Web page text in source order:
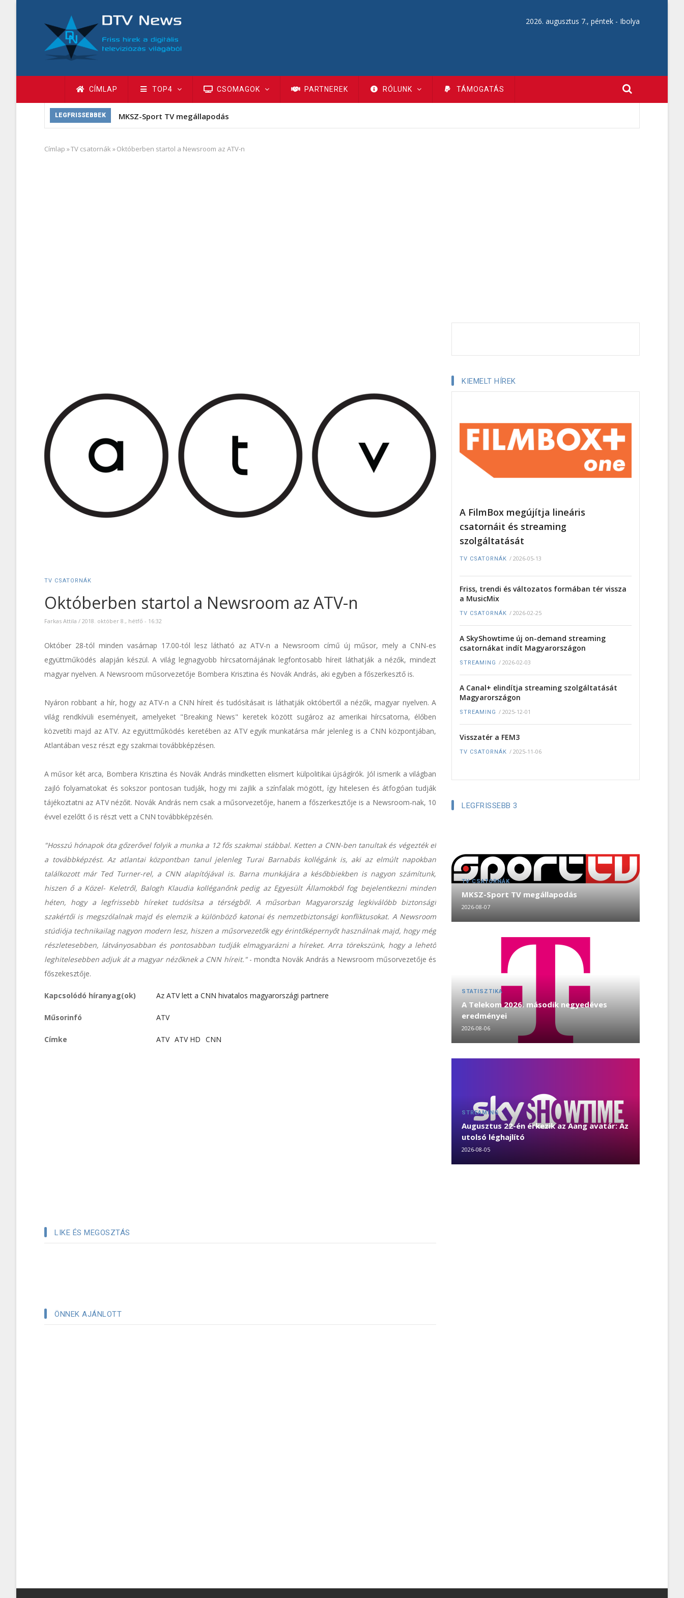
tartalomra
2026. augusztus 7., péntek - Ibolya
Fő
navigáció
CÍMLAP TOP4 CSOMAGOK PARTNEREK RÓLUNK TÁMOGATÁS
LEGFRISSEBBEK MKSZ-Sport TV megállapodás
Morzsa
Címlap »TV csatornák »Októberben startol a Newsroom az ATV-n
TV CSATORNÁK
Októberben startol a Newsroom az ATV-n
Farkas Attila / 2018. október 8., hétfő - 16:32
Október 28-tól minden vasárnap 17.00-tól lesz látható az ATV-n a Newsroom című új műsor, mely a CNN-es
együttműködés alapján készül. A világ legnagyobb hírcsatornájának legfontosabb híreit láthatják a nézők, mindezt
magyar nyelven. A Newsroom műsorvezetője Bombera Krisztina és Novák András, aki egyben a főszerkesztő is.
Nyáron robbant a hír, hogy az ATV-n a CNN híreit és tudósításait is láthatják októbertől a nézők, magyar nyelven. A
világ rendkívüli eseményeit, amelyeket "Breaking News" keretek között sugároz az amerikai hírcsatorna, élőben
közvetíti majd az ATV. Az együttműködés keretében az ATV egyik munkatársa már jelenleg is a CNN központjában,
Atlantában vesz részt egy szakmai továbbképzésen.
A műsor két arca, Bombera Krisztina és Novák András mindketten elismert külpolitikai újságírók. Jól ismerik a világban
zajló folyamatokat és sokszor pontosan tudják, hogy mi zajlik a színfalak mögött, így hitelesen és átfogóan tudják
tájékoztatni az ATV nézőit. Novák András nem csak a műsorvezetője, hanem a főszerkesztője is a Newsroom-nak, 10
évvel ezelőtt ő is részt vett a CNN továbbképzésén.
"Hosszú hónapok óta gőzerővel folyik a munka a 12 fős szakmai stábbal. Ketten a CNN-ben tanultak és végezték el
a továbbképzést. Az atlantai központban tanul jelenleg Turai Barnabás kollégánk is, aki az elmúlt napokban
találkozott már Ted Turner-rel, a CNN alapítójával is. Barna munkájára a későbbiekben is nagyon számítunk,
hiszen ő a Közel- Keletről, Balogh Klaudia kolléganőnk pedig az Egyesült Államokból fog bejelentkezni minden
héten, hogy a legfrissebb híreket tudósítsa a térségből. A műsorban Magyarország legkiválóbb biztonsági
szakértői is megszólalnak majd és elemzik a különböző katonai és nemzetbiztonsági konfliktusokat. A Newsroom
stúdiója technikailag nagyon modern lesz, hiszen a műsorvezetők egy érintőképernyőt használnak majd, hogy még
részletesebben, látványosabban és pontosabban tudják elmagyarázni a híreket. Arra törekszünk, hogy a lehető
leghitelesebben adjuk át a magyar nézőknek a CNN híreit."- mondta Novák András a Newsroom műsorvezetője és
főszekesztője.
Kapcsolódó híranyag(ok) Az ATV lett a CNN hivatalos magyarországi partnere
Műsorinfó ATV
Címke ATV ATV HD CNN
LIKE ÉS MEGOSZTÁS
ÖNNEK AJÁNLOTT
KIEMELT HÍREK
A FilmBox megújítja lineáris
csatornáit és streaming
szolgáltatását
TV CSATORNÁK / 2026-05-13
Friss, trendi és változatos formában tér vissza
a MusicMix
TV CSATORNÁK / 2026-02-25
A SkyShowtime új on-demand streaming
csatornákat indít Magyarországon
STREAMING / 2026-02-03
A Canal+ elindítja streaming szolgáltatását
Magyarországon
STREAMING / 2025-12-01
Visszatér a FEM3
TV CSATORNÁK / 2025-11-06
LEGFRISSEBB 3
TV CSATORNÁK
MKSZ-Sport TV megállapodás
2026-08-07
STATISZTIKA
A Telekom 2026. második negyedéves
eredményei
2026-08-06
STREAMING
Augusztus 22-én érkezik az Aang avatár: Az
utolsó léghajlító
2026-08-05